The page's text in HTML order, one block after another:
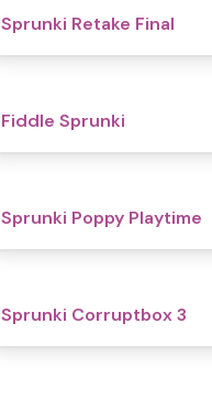
Sprunki Retake Final
Fiddle Sprunki
Sprunki Poppy Playtime
Sprunki Corruptbox 3